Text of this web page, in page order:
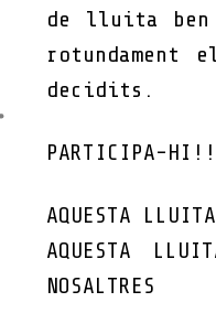
de lluita ben
rotundament
decidits.
PARTICIPA-
AQUESTA
AQUESTA
NOSALTRES